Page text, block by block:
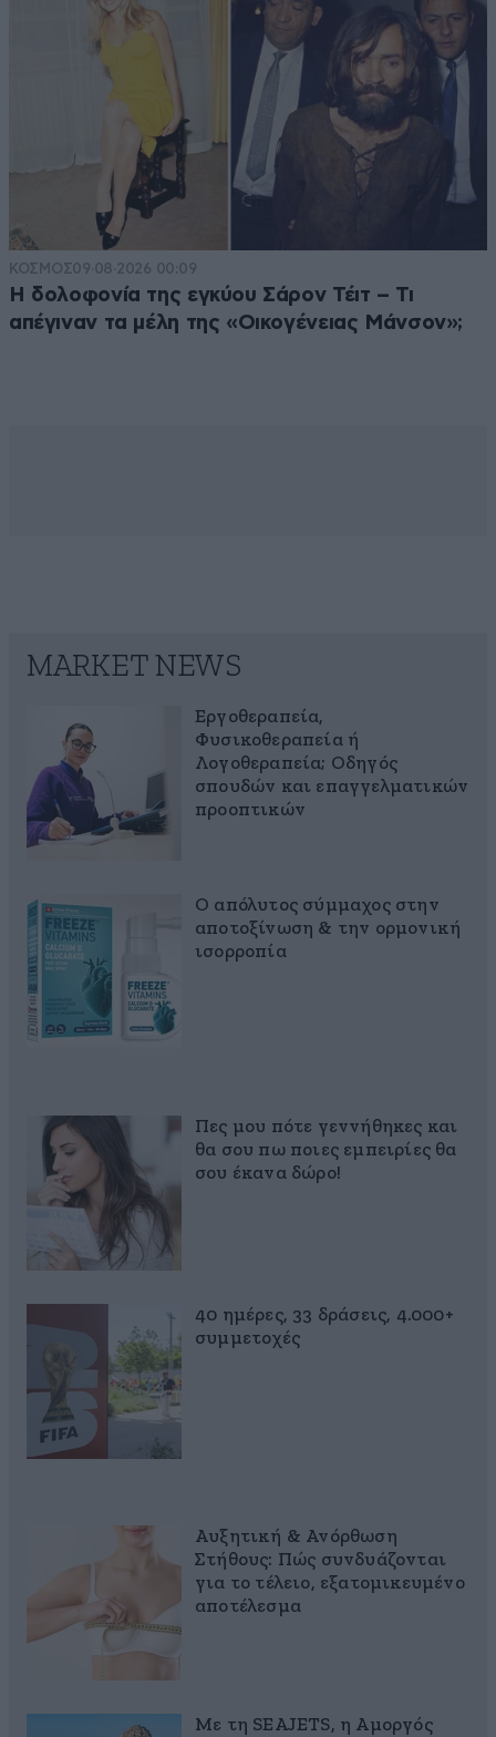
ΚΟΣΜΟΣ09·08·2026 00:09
Η δολοφονία της εγκύου Σάρον Τέιτ – Τι
απέγιναν τα μέλη της «Οικογένειας Μάνσον»;
MARKET NEWS
Εργοθεραπεία,
Φυσικοθεραπεία ή
Λογοθεραπεία; Οδηγός
σπουδών και επαγγελματικών
προοπτικών
Ο απόλυτος σύμμαχος στην
αποτοξίνωση & την ορμονική
ισορροπία
Πες μου πότε γεννήθηκες και
θα σου πω ποιες εμπειρίες θα
σου έκανα δώρο!
40 ημέρες, 33 δράσεις, 4.000+
συμμετοχές
Αυξητική & Ανόρθωση
Στήθους: Πώς συνδυάζονται
για το τέλειο, εξατομικευμένο
αποτέλεσμα
Με τη SEAJETS, η Αμοργός